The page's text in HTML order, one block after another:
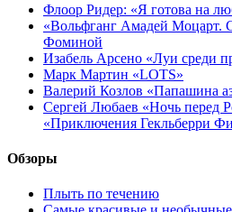
Флоор Ридер: «Я готова на
«Вольфганг Амадей Моцарт.
Фоминой
Изабель Арсено «Луи среди
Марк Мартин «LOTS»
Валерий Козлов «Папашина
Сергей Любаев «Ночь перед
«Приключения Гекльберри
Обзоры
Плыть по течению